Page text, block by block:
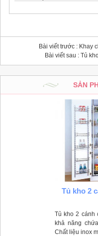
Bài viết trước :Khay
Bài viết sau :Tủ
SẢN
Tủ kho 2
Tủ kho 2 cánh
khả năng
Chất liệu inox